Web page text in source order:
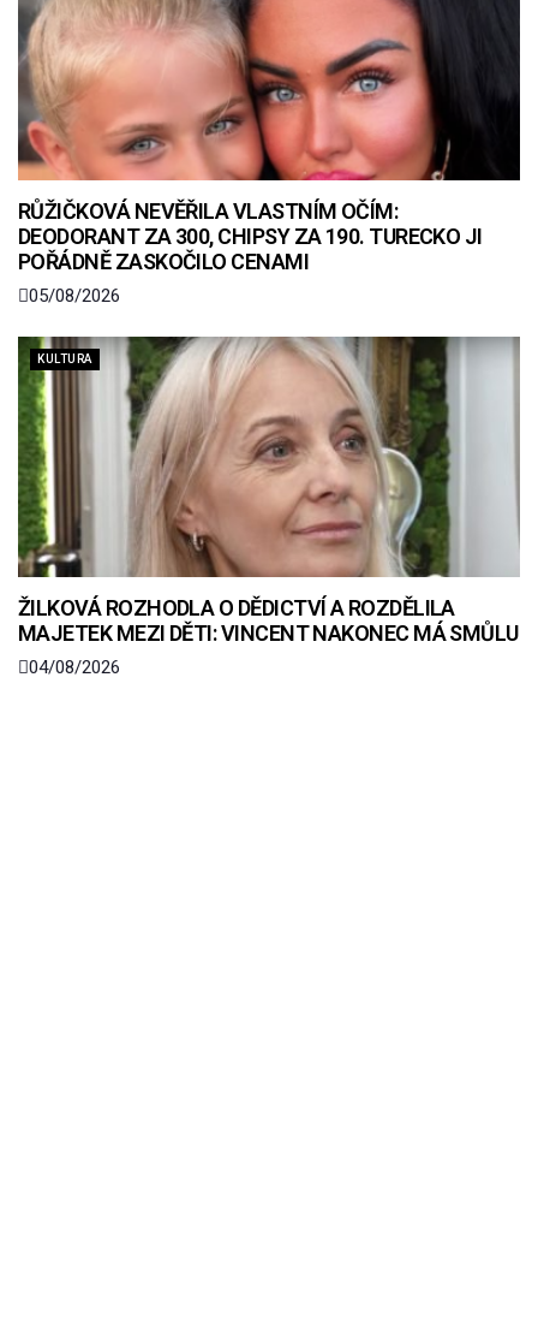
RŮŽIČKOVÁ NEVĚŘILA VLASTNÍM OČÍM:
DEODORANT ZA 300, CHIPSY ZA 190. TURECKO JI
POŘÁDNĚ ZASKOČILO CENAMI
05/08/2026
KULTURA
ŽILKOVÁ ROZHODLA O DĚDICTVÍ A ROZDĚLILA
MAJETEK MEZI DĚTI: VINCENT NAKONEC MÁ SMŮLU
04/08/2026